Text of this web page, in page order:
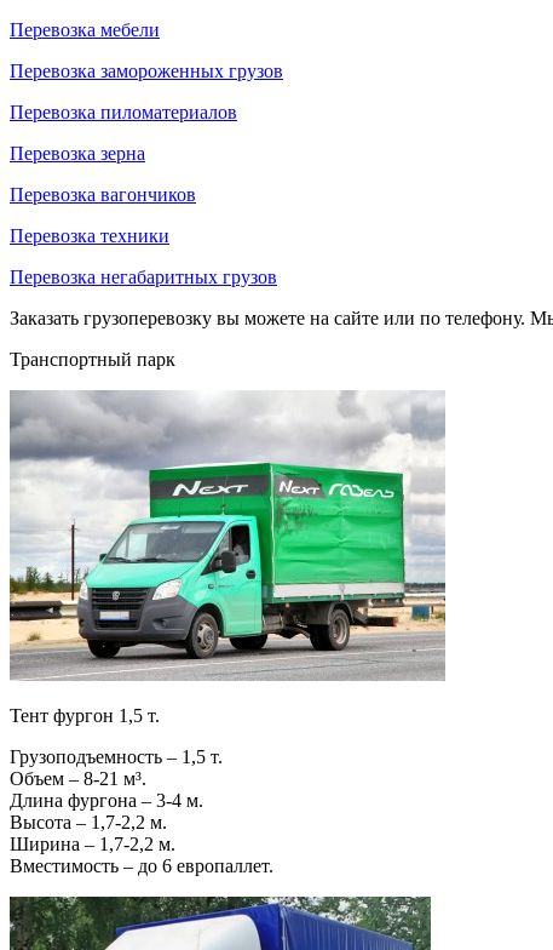
Перевозка мебели
Перевозка замороженных грузов
Перевозка пиломатериалов
Перевозка зерна
Перевозка вагончиков
Перевозка техники
Перевозка негабаритных грузов
Заказать грузоперевозку вы можете на сайте или по телефону.
Транспортный парк
Тент фургон 1,5 т.
Грузоподъемность – 1,5 т.
Объем – 8-21 м³.
Длина фургона – 3-4 м.
Высота – 1,7-2,2 м.
Ширина – 1,7-2,2 м.
Вместимость – до 6 европаллет.